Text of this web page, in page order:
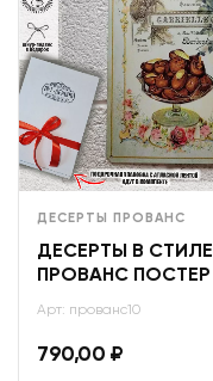
ДЕСЕРТЫ ПРОВАНС
ДЕСЕРТЫ В СТИЛЕ
ПРОВАНС ПОСТЕР
Арт: прованс10
790,00 ₽